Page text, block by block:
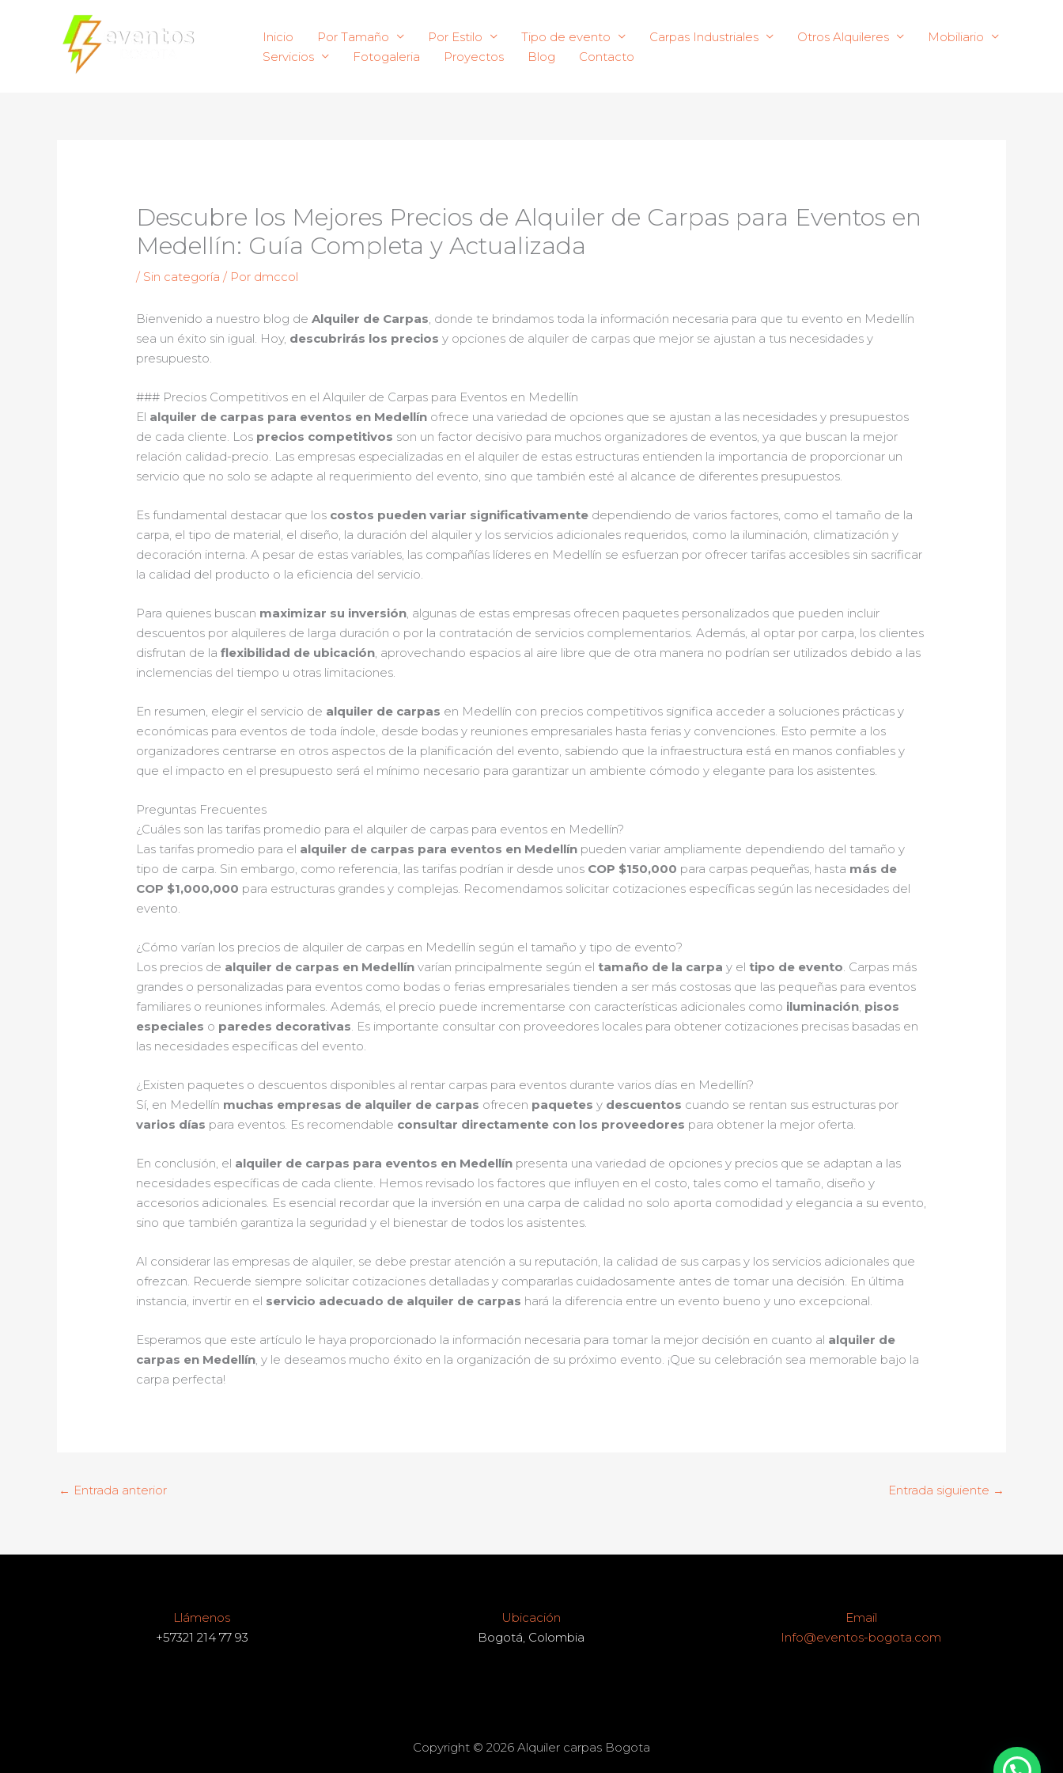
Inicio Por Tamaño Por Estilo Tipo de evento Carpas Industriales Otros Alquileres
Mobiliario
Servicios
Fotogaleria Proyectos Blog Contacto
Descubre los Mejores Precios de Alquiler de Carpas para Eventos en
Medellín: Guía Completa y Actualizada
/ Sin categoría / Por dmccol
Bienvenido a nuestro blog deAlquiler de Carpas, donde te brindamos toda la información necesaria para que tu evento en Medellín
sea un éxito sin igual. Hoy, descubrirás los precios y opciones de alquiler de carpas que mejor se ajustan a tus necesidades y
presupuesto.
### Precios Competitivos en el Alquiler de Carpas para Eventos en Medellín
El alquiler de carpas para eventos en Medellín ofrece una variedad de opciones que se ajustan a las necesidades y presupuestos
de cada cliente. Los precios competitivos son un factor decisivo para muchos organizadores de eventos, ya que buscan la mejor
relación calidad-precio. Las empresas especializadas en el alquiler de estas estructuras entienden la importancia de proporcionar un
servicio que no solo se adapte al requerimiento del evento, sino que también esté al alcance de diferentes presupuestos.
Es fundamental destacar que los costos pueden variar significativamente dependiendo de varios factores, como el tamaño de la
carpa, el tipo de material, el diseño, la duración del alquiler y los servicios adicionales requeridos, como la iluminación, climatización y
decoración interna. A pesar de estas variables, las compañías líderes en Medellín se esfuerzan por ofrecer tarifas accesibles sin sacrificar
la calidad del producto o la eficiencia del servicio.
Para quienes buscan maximizar su inversión, algunas de estas empresas ofrecen paquetes personalizados que pueden incluir
descuentos por alquileres de larga duración o por la contratación de servicios complementarios. Además, al optar por carpa, los clientes
disfrutan de laflexibilidad de ubicación, aprovechando espacios al aire libre que de otra manera no podrían ser utilizados debido a las
inclemencias del tiempo u otras limitaciones.
En resumen, elegir el servicio de alquiler de carpas en Medellín con precios competitivos significa acceder a soluciones prácticas y
económicas para eventos de toda índole, desde bodas y reuniones empresariales hasta ferias y convenciones. Esto permite a los
organizadores centrarse en otros aspectos de la planificación del evento, sabiendo que la infraestructura está en manos confiables y
que el impacto en el presupuesto será el mínimo necesario para garantizar un ambiente cómodo y elegante para los asistentes.
Preguntas Frecuentes
¿Cuáles son las tarifas promedio para el alquiler de carpas para eventos en Medellín?
Las tarifas promedio para el alquiler de carpas para eventos en Medellín pueden variar ampliamente dependiendo del tamaño y
tipo de carpa. Sin embargo, como referencia, las tarifas podrían ir desde unos COP $150,000 para carpas pequeñas, hasta más de
COP $1,000,000 para estructuras grandes y complejas. Recomendamos solicitar cotizaciones específicas según las necesidades del
evento.
¿Cómo varían los precios de alquiler de carpas en Medellín según el tamaño y tipo de evento?
Los precios de alquiler de carpas en Medellín varían principalmente según eltamaño de la carpa y eltipo de evento. Carpas más
grandes o personalizadas para eventos como bodas o ferias empresariales tienden a ser más costosas que las pequeñas para eventos
familiares o reuniones informales. Además, el precio puede incrementarse con características adicionales como iluminación, pisos
especiales o paredes decorativas. Es importante consultar con proveedores locales para obtener cotizaciones precisas basadas en
las necesidades específicas del evento.
¿Existen paquetes o descuentos disponibles al rentar carpas para eventos durante varios días en Medellín?
Sí, en Medellín muchas empresas de alquiler de carpas ofrecen paquetes y descuentos cuando se rentan sus estructuras por
varios días para eventos. Es recomendable consultar directamente con los proveedores para obtener la mejor oferta.
En conclusión, el alquiler de carpas para eventos en Medellín presenta una variedad de opciones y precios que se adaptan a las
necesidades específicas de cada cliente. Hemos revisado los factores que influyen en el costo, tales como el tamaño, diseño y
accesorios adicionales. Es esencial recordar que la inversión en una carpa de calidad no solo aporta comodidad y elegancia a su evento,
sino que también garantiza la seguridad y el bienestar de todos los asistentes.
Al considerar las empresas de alquiler, se debe prestar atención a su reputación, la calidad de sus carpas y los servicios adicionales que
ofrezcan. Recuerde siempre solicitar cotizaciones detalladas y compararlas cuidadosamente antes de tomar una decisión. En última
instancia, invertir en el servicio adecuado de alquiler de carpas hará la diferencia entre un evento bueno y uno excepcional.
Esperamos que este artículo le haya proporcionado la información necesaria para tomar la mejor decisión en cuanto al alquiler de
carpas en Medellín, y le deseamos mucho éxito en la organización de su próximo evento. ¡Que su celebración sea memorable bajo la
carpa perfecta!
← Entrada anterior Entrada siguiente →
Llámenos
+57321 214 77 93
Ubicación
Bogotá, Colombia
Email
Info@eventos-bogota.com
Copyright © 2026 Alquiler carpas Bogota